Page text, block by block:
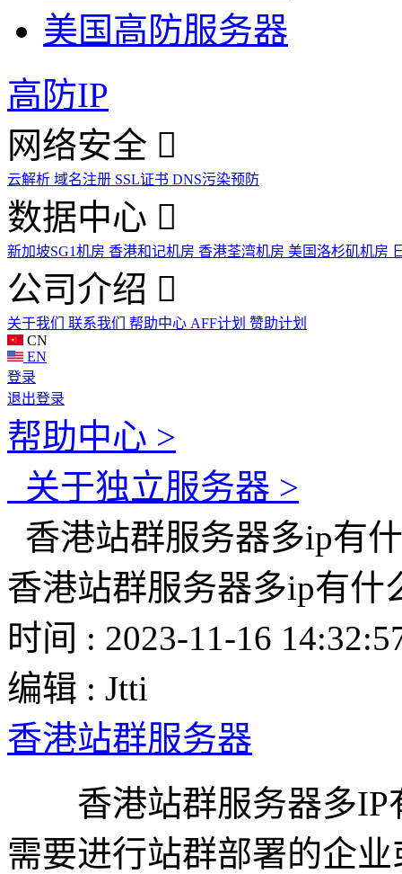
美国高防服务器
高防IP
网络安全
云解析 域名注册 SSL证书 DNS污染预防
数据中心
新加坡SG1机房 香港和记机房 香港荃湾机房 美国洛杉矶机房
公司介绍
关于我们 联系我们 帮助中心 AFF计划 赞助计划
CN
EN
登录
退出登录
帮助中心 >
关于独立服务器 >
香港站群服务器多ip有
香港站群服务器多ip有什
时间 : 2023-11-16
编辑 : Jtti
香港站群服务器
香港站群服务器多IP
需要进行站群部署的企